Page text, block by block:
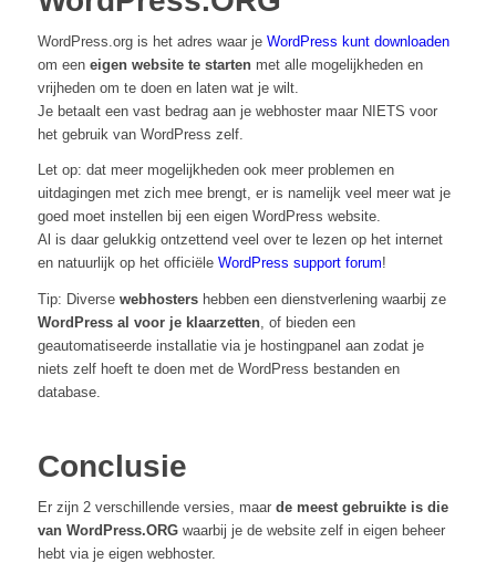
WordPress.org is het adres waar je WordPress kunt downloaden
om een eigen website te startenmet alle mogelijkheden en
vrijheden om te doen en laten wat je wilt.
Je betaalt een vast bedrag aan je webhoster maar NIETS voor
het gebruik van WordPress zelf.
Let op: dat meer mogelijkheden ook meer problemen en
uitdagingen met zich mee brengt, er is namelijk veel meer wat je
goed moet instellen bij een eigen WordPress website.
Al is daar gelukkig ontzettend veel over te lezen op het internet
en natuurlijk op het officiële WordPress support forum!
Tip: Diverse webhostershebben een dienstverlening waarbij ze
WordPress al voor je klaarzetten, of bieden een
geautomatiseerde installatie via je hostingpanel aan zodat je
niets zelf hoeft te doen met de WordPress bestanden en
database.
Conclusie
Er zijn 2 verschillende versies, maar de meest gebruikte is die
van WordPress.ORGwaarbij je de website zelf in eigen beheer
hebt via je eigen webhoster.